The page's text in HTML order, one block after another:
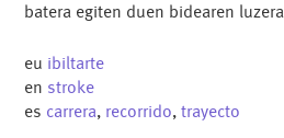
batera egiten duen bidearen luzera.
eu ibiltarte
en stroke
es carrera, recorrido,trayecto